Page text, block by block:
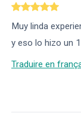
Muy linda
y eso lo hizo un
Traduire en